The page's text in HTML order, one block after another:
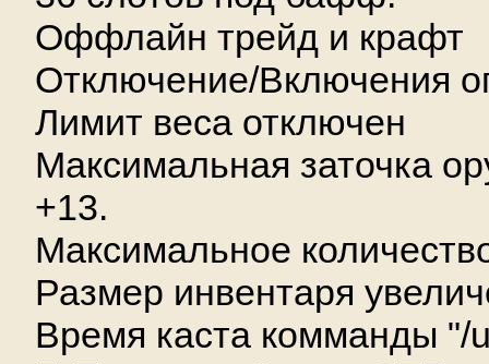
Оффлайн трейд и крафт
Отключение/Включения
Лимит веса отключен
Максимальная заточка
+13.
Максимальное
Размер инвентаря
Время каста комманды "/